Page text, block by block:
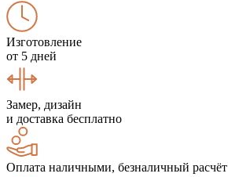
Изготовление
от 5 дней
Замер, дизайн
и доставка бесплатно
Оплата наличными, безналичный расчёт